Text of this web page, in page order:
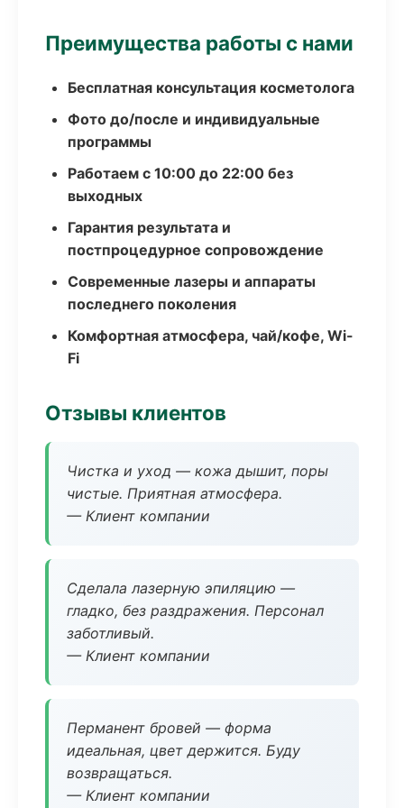
Преимущества работы с нами
Бесплатная консультация косметолога
Фото до/после и индивидуальные
программы
Работаем с 10:00 до 22:00 без
выходных
Гарантия результата и
постпроцедурное сопровождение
Современные лазеры и аппараты
последнего поколения
Комфортная атмосфера, чай/кофе, Wi-
Fi
Отзывы клиентов
Чистка и уход — кожа дышит, поры
чистые. Приятная атмосфера.
— Клиент компании
Сделала лазерную эпиляцию —
гладко, без раздражения. Персонал
заботливый.
— Клиент компании
Перманент бровей — форма
идеальная, цвет держится. Буду
возвращаться.
— Клиент компании